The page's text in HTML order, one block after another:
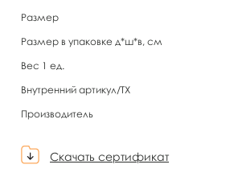
Размер
Размер в упаковке д*ш*в, см
Вес 1 ед.
Внутренний артикул/TX
Производитель
Скачать сертификат